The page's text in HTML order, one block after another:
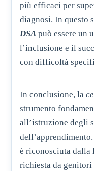
più efficaci per
diagnosi. In questo
DSA può essere un
l’inclusione e il
con difficoltà
In conclusione, la
strumento
all’istruzione degli
è riconosciuta dalla
richiesta da genitori